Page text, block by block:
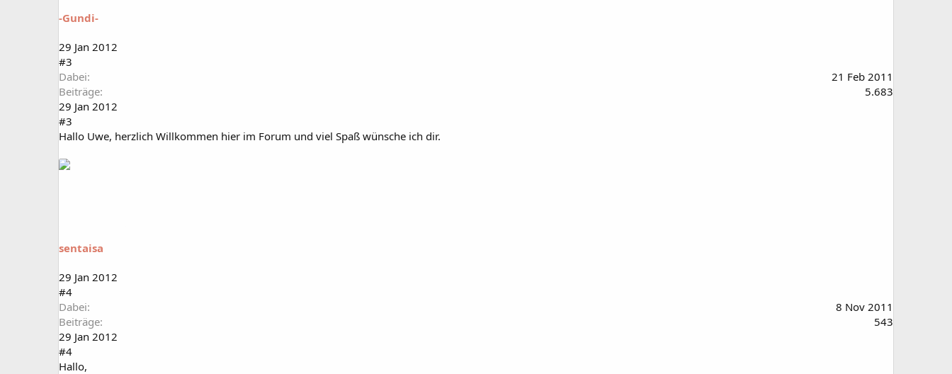
-Gundi-
29 Jan 2012
#3
Dabei
21 Feb 2011
Beiträge
5.683
29 Jan 2012
#3
Hallo Uwe, herzlich Willkommen hier im Forum und viel Spaß wünsche ich dir.
sentaisa
29 Jan 2012
#4
Dabei
8 Nov 2011
Beiträge
543
29 Jan 2012
#4
Hallo,